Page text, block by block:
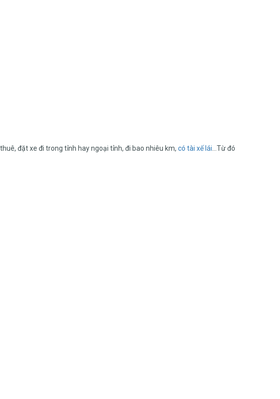
đặt xe đi trong tỉnh hay ngoại tỉnh, đi bao nhiêu km, có tài xế lái …Từ đó